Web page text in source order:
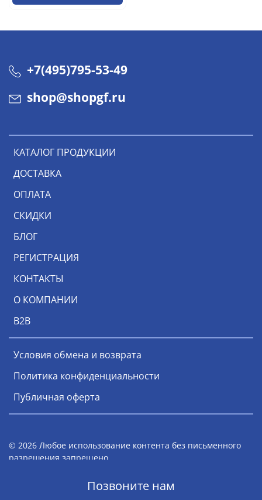
КАТАЛОГ ПРОДУКЦИИ
ДОСТАВКА
ОПЛАТА
СКИДКИ
БЛОГ
РЕГИСТРАЦИЯ
КОНТАКТЫ
О КОМПАНИИ
В2В
Условия обмена и возврата
Политика конфиденциальности
Публичная оферта
+7(495)795-53-49
shop@shopgf.ru
© 2026 Любое использование контента без письменного
разрешения запрещено
Мы работаем с 1996 годаПозвоните нам